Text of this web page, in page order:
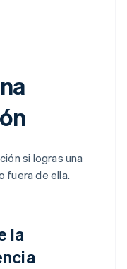
si logras una
fuera de ella.
la